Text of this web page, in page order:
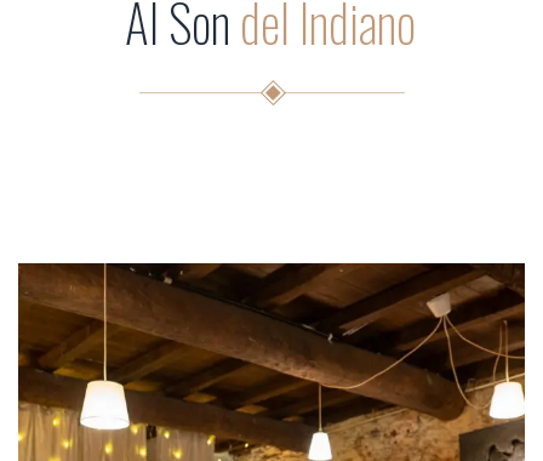
Al Sondel Indiano